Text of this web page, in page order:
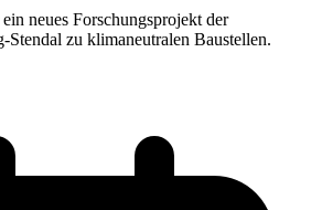
neues Forschungsprojekt der
Stendal zu klimaneutralen Baustellen.